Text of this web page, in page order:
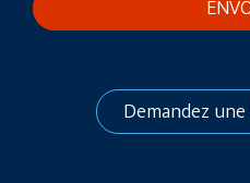
Demandez une